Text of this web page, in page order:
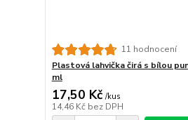
11 hodnocení
Plastová lahvička čirá s bílou
ml
17,50 Kč /kus
14,46 Kč bez DPH